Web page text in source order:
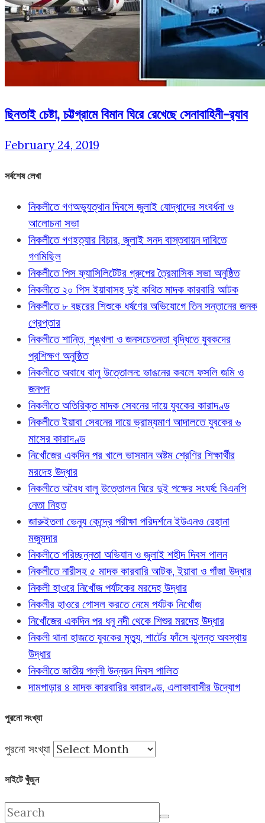
ছিনতাই চেষ্টা, চট্টগ্রামে বিমান ঘিরে রেখেছে সেনাবাহিনী-র‌্যাব
February 24, 2019
সর্বশেষ লেখা
নিকলীতে গণঅভ্যুত্থান দিবসে জুলাই যোদ্ধাদের সংবর্ধনা ও
আলোচনা সভা
নিকলীতে গণহত্যার বিচার, জুলাই সনদ বাস্তবায়ন দাবিতে
গণমিছিল
নিকলীতে পিস ফ্যাসিলিটেটর গ্রুপের ত্রৈমাসিক সভা অনুষ্ঠিত
নিকলীতে ২০ পিস ইয়াবাসহ দুই কথিত মাদক কারবারি আটক
নিকলীতে ৮ বছরের শিশুকে ধর্ষণের অভিযোগে তিন সন্তানের জনক
গ্রেপ্তার
নিকলীতে শান্তি, শৃঙ্খলা ও জনসচেতনতা বৃদ্ধিতে যুবকদের
প্রশিক্ষণ অনুষ্ঠিত
নিকলীতে অবাধে বালু উত্তোলন: ভাঙনের কবলে ফসলি জমি ও
জনপদ
নিকলীতে অতিরিক্ত মাদক সেবনের দায়ে যুবকের কারাদণ্ড
নিকলীতে ইয়াবা সেবনের দায়ে ভ্রাম্যমাণ আদালতে যুবকের ৬
মাসের কারাদণ্ড
নিখোঁজের একদিন পর খালে ভাসমান অষ্টম শ্রেণির শিক্ষার্থীর
মরদেহ উদ্ধার
নিকলীতে অবৈধ বালু উত্তোলন ঘিরে দুই পক্ষের সংঘর্ষ: বিএনপি
নেতা নিহত
জারুইতলা ভেন্যু কেন্দ্রে পরীক্ষা পরিদর্শনে ইউএনও রেহানা
মজুমদার
নিকলীতে পরিচ্ছন্নতা অভিযান ও জুলাই শহীদ দিবস পালন
নিকলীতে নারীসহ ৫ মাদক কারবারি আটক, ইয়াবা ও গাঁজা উদ্ধার
নিকলী হাওরে নিখোঁজ পর্যটকের মরদেহ উদ্ধার
নিকলীর হাওরে গোসল করতে নেমে পর্যটক নিখোঁজ
নিখোঁজের একদিন পর ধনু নদী থেকে শিশুর মরদেহ উদ্ধার
নিকলী থানা হাজতে যুবকের মৃত্যু, শার্টের ফাঁসে ঝুলন্ত অবস্থায়
উদ্ধার
নিকলীতে জাতীয় পল্লী উন্নয়ন দিবস পালিত
দামপাড়ার ৪ মাদক কারবারির কারাদণ্ড, এলাকাবাসীর উদ্যোগ
পুরনো সংখ্যা
পুরনো সংখ্যা
সাইটে খুঁজুন